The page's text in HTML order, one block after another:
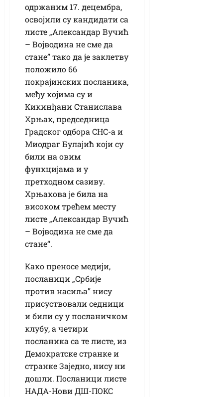
одржаним 17. децембра,
освојили су кандидати са
листе „Александар Вучић
– Војводина не сме да
стане” тако да је заклетву
положило 66
покрајинских посланика,
међу којима су и
Кикинђани Станислава
Хрњак, председница
Градског одбора СНС-а и
Миодраг Булајић који су
били на овим
функцијама и у
претходном сазиву.
Хрњакова је била на
високом трећем месту
листе „Александар Вучић
– Војводина не сме да
стане“.
Како преносе медији,
посланици „Србије
против насиља” нису
присуствовали седници
и били су у посланичком
клубу, а четири
посланика са те листе, из
Демократске странке и
странке Заједно, нису ни
дошли. Посланици листе
НАДА-Нови ДШ-ПОКС